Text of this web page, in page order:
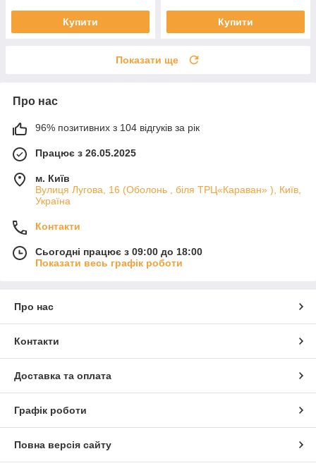
Купити Купити
Показати ще
Про нас
96% позитивних з 104 відгуків за рік
Працює з 26.05.2025
м. Київ
Вулиця Лугова, 16 (Оболонь , біля ТРЦ«Караван» ), Київ,
Україна
Контакти
Сьогодні працює з 09:00 до 18:00
Показати весь графік роботи
Про нас
Контакти
Доставка та оплата
Графік роботи
Повна версія сайту